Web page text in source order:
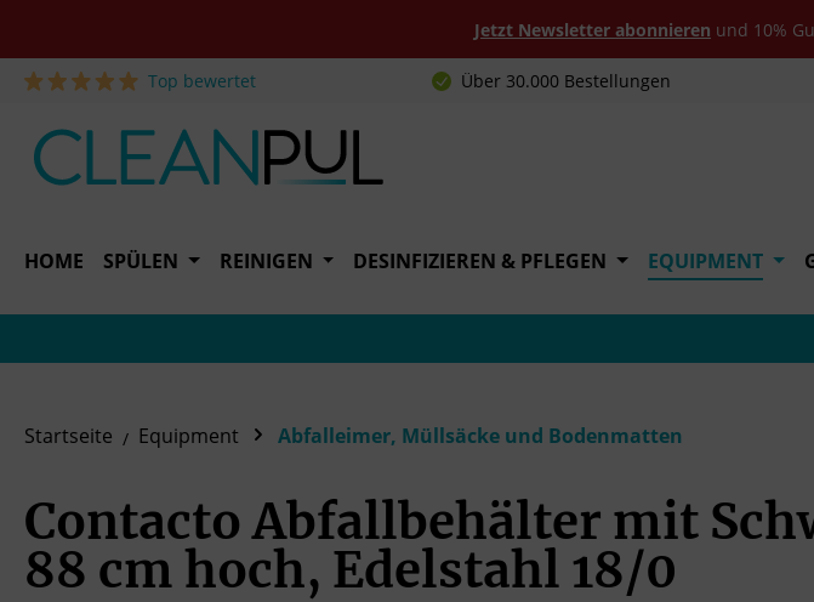
Hauptinhalt springen
Zur Suche springen
Zur Hauptnavigation springen
Top bewertet Über 30.000 Bestellungen
HOME SPÜLEN REINIGEN DESINFIZIEREN & PFLEGEN EQUIPMENT
Startseite Equipment Abfalleimer, Müllsäcke und Bodenmatten
Contacto Abfallbehälter mit
88 cm hoch, Edelstahl 18/0
Jetzt Newsletter abonnieren und 10%